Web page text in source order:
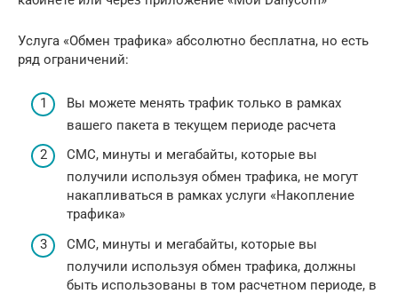
Услуга «Обмен трафика» абсолютно бесплатна, но есть
ряд ограничений:
Вы можете менять трафик только в рамках
вашего пакета в текущем периоде расчета
CМС, минуты и мегабайты, которые вы
получили используя обмен трафика, не могут
накапливаться в рамках услуги «Накопление
трафика»
CМС, минуты и мегабайты, которые вы
получили используя обмен трафика, должны
быть использованы в том расчетном периоде, в